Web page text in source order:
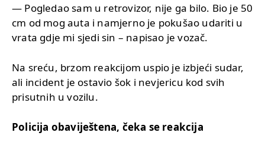
— Pogledao sam u retrovizor, nije ga bilo. Bio je 50
cm od mog auta i namjerno je pokušao udariti u
vrata gdje mi sjedi sin – napisao je vozač.
Na sreću, brzom reakcijom uspio je izbjeći sudar,
ali incident je ostavio šok i nevjericu kod svih
prisutnih u vozilu.
Policija obaviještena, čeka se reakcija